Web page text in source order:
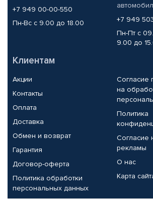
+7 949 00-00-550
Пн-Вс с 9.00 до 18.00
+7 949
Пн-Пт с
9.00 до
Клиентам
Акции
Контакты
Оплата
Доставка
Обмен и возврат
Гарантия
Договор-оферта
Политика обработки
персональных данных
Согласие
на
Политика
Согласие
рекламы
О нас
Карта